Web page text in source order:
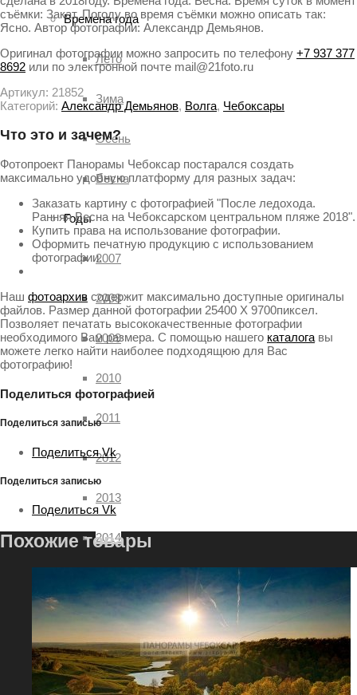
Времена года
Лето
Зима
Осень
Весна
Годы
2007
2008
2009
2010
2011
2012
2013
2014
2016
2017
съёмки: Закат. Погоду во время съёмки можно описать так:
Ясно. Автор фотографии: Александр Демьянов.
Оригинал фотографии можно запросить по телефону +7 937 377
8692 или по электронной почте mail@21foto.ru
Артикул: 21852
Категорий: Александр Демьянов, Волга, Чебоксары
Что это и зачем?
Фотопроект Панорамы Чебоксар постарался создать
максимально удобную платформу для разных задач:
Заказать картину с фотографией "После ледохода.
Ранняя Весна на Чебоксарском центральном пляже 2018".
Купить права на использование фотографии.
Оформить печатную продукцию с использованием
фотографии.
Наш фотоархив содержит максимально доступные оригиналы
файлов. Размер данной фотографии 25400 X 9700пиксел.
Позволяет печатать высококачественные фотографии
необходимого Вам размера. С помощью нашего каталога вы
можете легко найти наиболее подходящюю для Вас
фотографию!
Поделиться фотографией
Поделиться записью
Поделиться Vk
Поделиться записью
Поделиться Vk
Похожие товары